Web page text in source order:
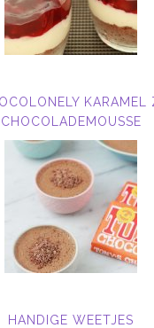
KARAMEL
CHOCOLADEMOUSSE
HANDIGE WEETJES